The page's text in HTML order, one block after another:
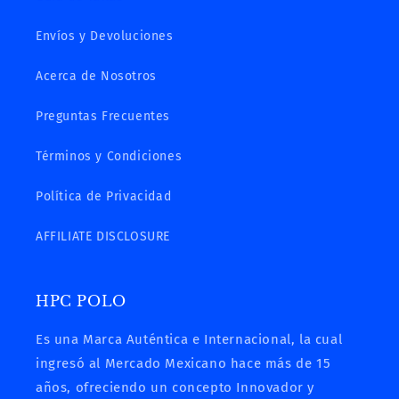
Envíos y Devoluciones
Acerca de Nosotros
Preguntas Frecuentes
Términos y Condiciones
Política de Privacidad
AFFILIATE DISCLOSURE
HPC POLO
Es una Marca Auténtica e Internacional, la cual
ingresó al Mercado Mexicano hace más de 15
años, ofreciendo un concepto Innovador y